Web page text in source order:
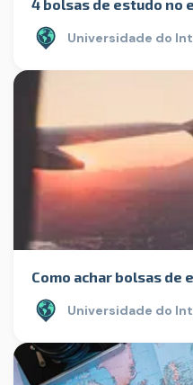
4 bolsas de estudo no
Universidade do
Como achar bolsas de
Universidade do